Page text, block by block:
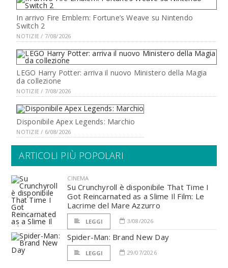
In arrivo Fire Emblem: Fortune’s Weave su Nintendo
Switch 2
NOTIZIE / 7/08/2026
LEGO Harry Potter: arriva il nuovo Ministero della Magia
da collezione
NOTIZIE / 7/08/2026
Disponibile Apex Legends: Marchio
NOTIZIE / 6/08/2026
ARTICOLI PIÙ POPOLARI
CINEMA
Su Crunchyroll è disponibile That Time I
Got Reincarnated as a Slime Il Film: Le
Lacrime del Mare Azzurro
LEGGI 3/08/2026
Spider-Man: Brand New Day
LEGGI 29/07/2026